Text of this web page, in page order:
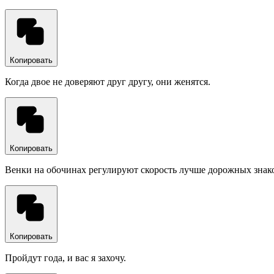
Копировать
Когда двое не доверяют друг другу, они женятся.
Копировать
Венки на обочинах регулируют скорость лучше дорожных
Копировать
Пройдут года, и вас я захочу.